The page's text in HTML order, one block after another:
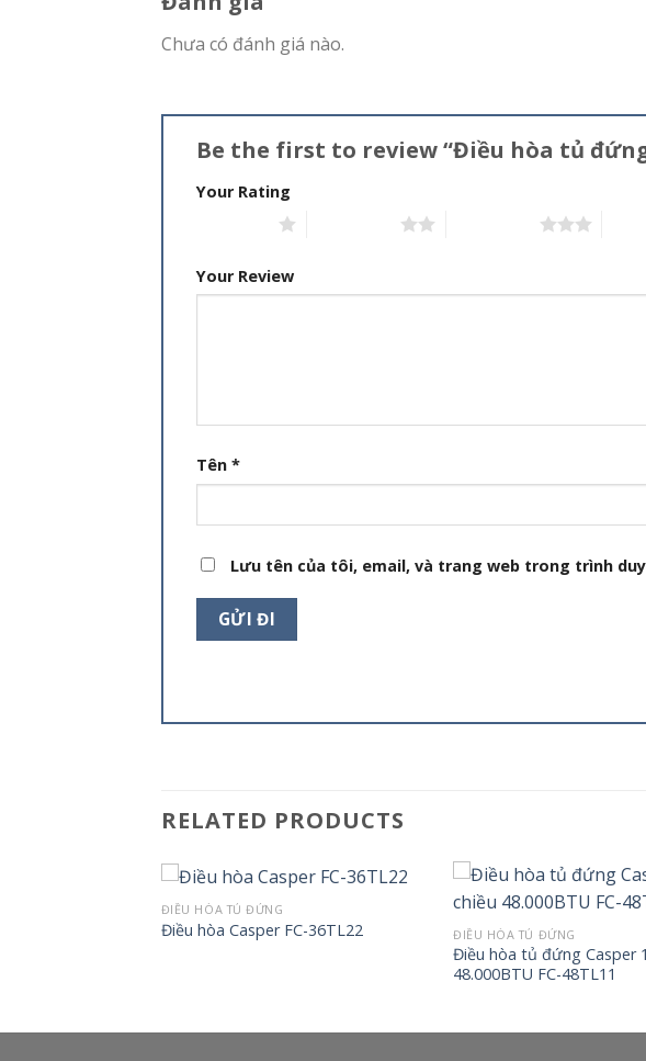
Chưa có đánh giá nào.
Be the first to review “Điều hòa tủ đứng
Your Rating
Your Review
Tên *
Lưu tên của tôi, email, và trang web trong trình
RELATED PRODUCTS
ĐIỀU HÒA TỦ ĐỨNG
Điều hòa Casper FC-36TL22 ĐIỀU HÒA TỦ ĐỨNG
Điều hòa tủ đứng Casper
48.000BTU FC-48TL11